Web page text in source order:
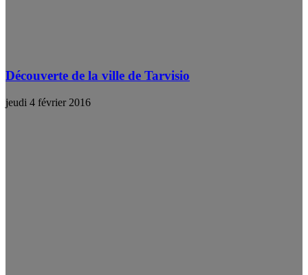
Découverte de la ville de Tarvisio
jeudi 4 février 2016